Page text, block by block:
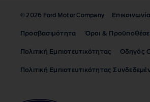
© 2026 Ford Motor Company Επικοινωνία
Προσβασιμότητα Όροι &
Πολιτική Εμπιστευτικότητας Οδηγός
Πολιτική Εμπιστευτικότητας